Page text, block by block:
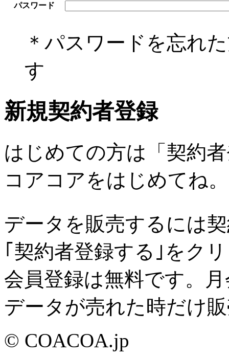
パスワード
＊パスワードを忘れ
す
新規契約者登録
はじめての方は「契約
コアコアをはじめてね。
データを販売するには
｢契約者登録する｣をク
会員登録は無料です。
データが売れた時だけ
© COACOA.jp